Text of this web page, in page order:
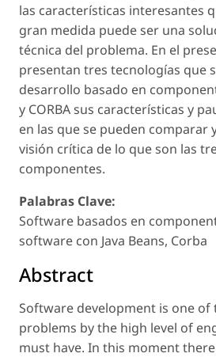
las características interesantes
gran medida puede ser una
técnica del problema. En el
presentan tres tecnologías que
desarrollo basado en
y CORBA sus características y
en las que se pueden comparar
visión crítica de lo que son las
componentes.
Palabras Clave:
Software basados en
software con Java Beans, Corba
Abstract
Software development is one of
problems by the high level of
must have. In this moment